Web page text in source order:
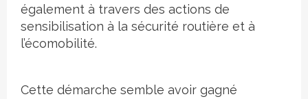
également à travers des actions de
sensibilisation à la sécurité routière et à
l’écomobilité.
Cette démarche semble avoir gagné